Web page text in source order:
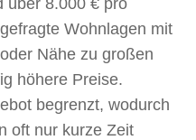
Wohnlagen mit
Nähe zu großen
höhere Preise.
begrenzt, wodurch
oft nur kurze Zeit